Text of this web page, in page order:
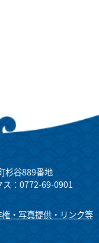
杉谷889番地
：0772-69-0901
・写真提供・リンク等